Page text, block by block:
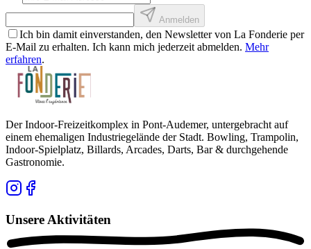
Anmelden
Ich bin damit einverstanden, den Newsletter von La Fonderie per
E-Mail zu erhalten. Ich kann mich jederzeit abmelden. Mehr
erfahren.
Der Indoor-Freizeitkomplex in Pont-Audemer, untergebracht auf
einem ehemaligen Industriegelände der Stadt. Bowling, Trampolin,
Indoor-Spielplatz, Billards, Arcades, Darts, Bar & durchgehende
Gastronomie.
Unsere Aktivitäten